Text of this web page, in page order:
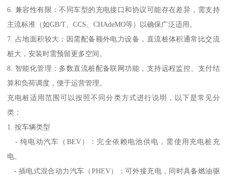
6. 兼容性有限：不同车型的充电接口和协议可能存在差异，需支持
主流标准（如GB/T、CCS、CHAdeMO等）以确保广泛适用。
7. 占地面积较大：因需配备额外电力设备，直流桩体积通常比交流
桩大，安装时需预留更多空间。
8. 智能化管理：多数直流桩配备联网功能，支持远程监控、支付结
算和负荷调度，便于运营管理。
充电桩适用范围可以按照不同分类方式进行说明，以下是常见分
类：
1. 按车辆类型
- 纯电动汽车（BEV）：完全依赖电池供电，需使用充电桩充
电。
- 插电式混合动力汽车（PHEV）：可外接充电，同时具备燃油驱